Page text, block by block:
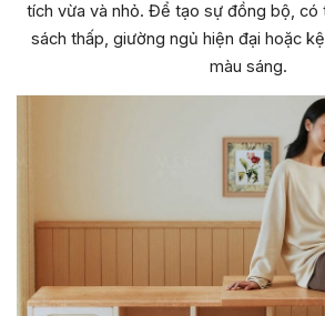
tích vừa và nhỏ. Để tạo sự đồng bộ, có
sách thấp, giường ngủ hiện đại hoặc
màu sáng.